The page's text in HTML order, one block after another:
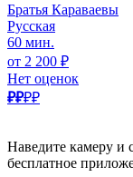
Братья Караваевы
Русская
60 мин.
от 2 200 ₽
Нет оценок
₽₽₽₽
Наведите камеру и
бесплатное